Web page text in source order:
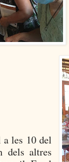
les 10 del
dels altres